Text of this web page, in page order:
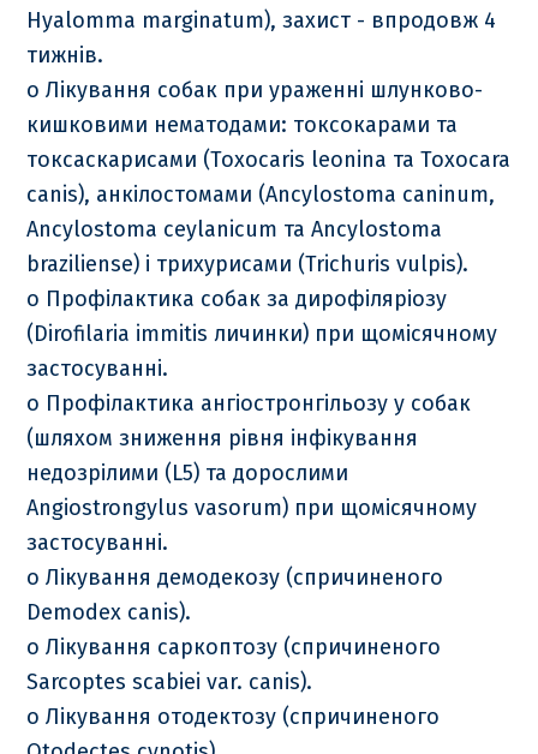
Hyalomma marginatum), захист - впродовж 4
тижнів.
o Лікування собак при ураженні шлунково-
кишковими нематодами: токсокарами та
токсаскарисами (Toxocaris leoninа та Toxocara
canis), анкілостомами (Ancylostoma caninum,
Ancylostoma ceylanicum та Ancylostoma
braziliense) і трихурисами (Trichuris vulpis).
o Профілактика собак за дирофіляріозу
(Dirofilaria immitis личинки) при щомісячному
застосуванні.
o Профілактика ангіостронгільозу у собак
(шляхом зниження рівня інфікування
недозрілими (L5) та дорослими
Angiostrongylus vasorum) при щомісячному
застосуванні.
o Лікування демодекозу (спричиненого
Demodex canis).
o Лікування саркоптозу (спричиненого
Sarcoptes scabiei var. canis).
o Лікування отодектозу (спричиненого